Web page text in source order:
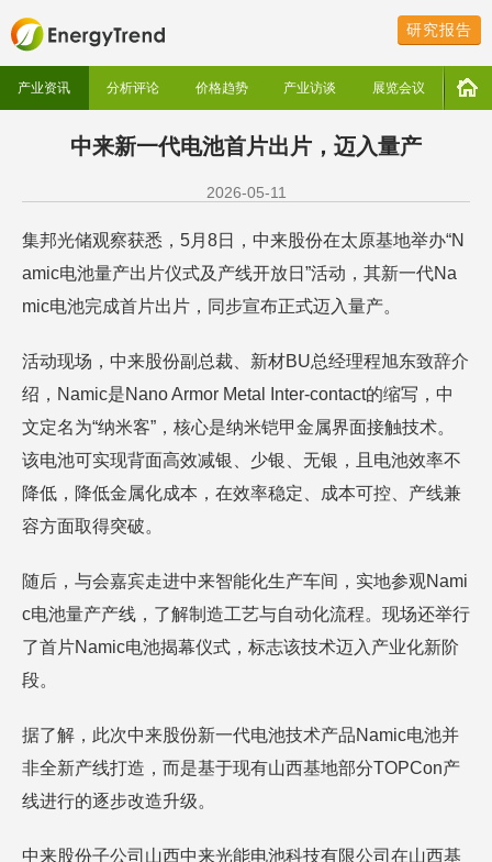
研究报告
产业资讯 分析评论 价格趋势 产业访谈 展览会议
中来新一代电池首片出片，迈入量产
2026-05-11
集邦光储观察获悉，5月8日，中来股份在太原基地举办“N
amic电池量产出片仪式及产线开放日”活动，其新一代Na
mic电池完成首片出片，同步宣布正式迈入量产。
活动现场，中来股份副总裁、新材BU总经理程旭东致辞介
绍，Namic是Nano Armor Metal Inter-contact的缩写，中
文定名为“纳米客”，核心是纳米铠甲金属界面接触技术。
该电池可实现背面高效减银、少银、无银，且电池效率不
降低，降低金属化成本，在效率稳定、成本可控、产线兼
容方面取得突破。
随后，与会嘉宾走进中来智能化生产车间，实地参观Nami
c电池量产产线，了解制造工艺与自动化流程。现场还举行
了首片Namic电池揭幕仪式，标志该技术迈入产业化新阶
段。
据了解，此次中来股份新一代电池技术产品Namic电池并
非全新产线打造，而是基于现有山西基地部分TOPCon产
线进行的逐步改造升级。
中来股份子公司山西中来光能电池科技有限公司在山西基